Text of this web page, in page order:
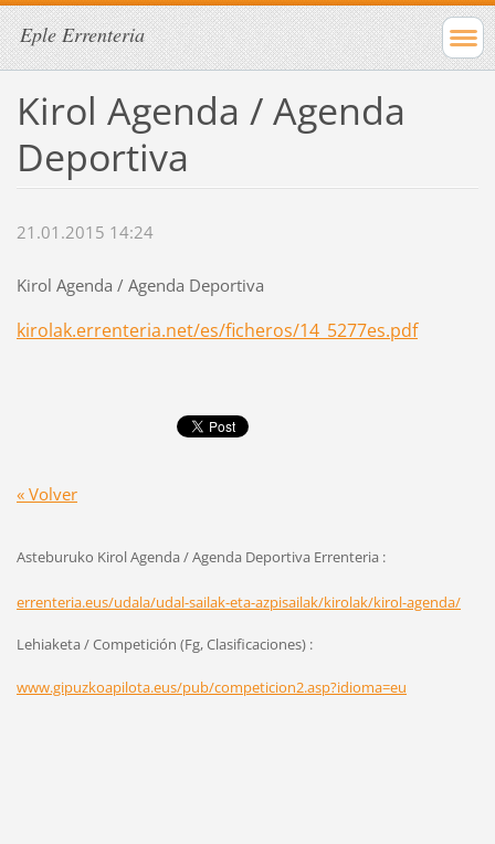
Eple Errenteria
Kirol Agenda / Agenda
Deportiva
21.01.2015 14:24
Kirol Agenda / Agenda Deportiva
kirolak.errenteria.net/es/ficheros/14_5277es.pdf
« Volver
Asteburuko Kirol Agenda / Agenda Deportiva Errenteria :
errenteria.eus/udala/udal-sailak-eta-azpisailak/kirolak/kirol-agenda/
Lehiaketa / Competición (Fg, Clasificaciones) :
www.gipuzkoapilota.eus/pub/competicion2.asp?idioma=eu